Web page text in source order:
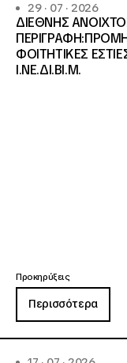
29 · 07 · 2026
ΔΙΕΘΝΗΣ
ΦΟΙΤΗΤΙΚΕΣ
Ι.ΝΕ.ΔΙ.ΒΙ.Μ.
Προκηρύξεις
Περισσότερα